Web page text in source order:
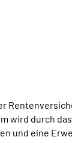
wird durch
und eine